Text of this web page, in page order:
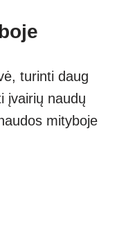
turinti daug
įvairių naudų
mityboje